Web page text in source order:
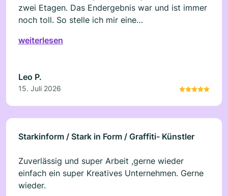
zwei Etagen. Das Endergebnis war und ist immer
noch toll. So stelle ich mir eine
RK Bauprofi
weiterlesen
Leo P.
15. Juli 2026
Starkinform / Stark in Form / Graffiti- Künstler
Zuverlässig und super Arbeit ,gerne wieder
einfach ein super Kreatives Unternehmen. Gerne
wieder.